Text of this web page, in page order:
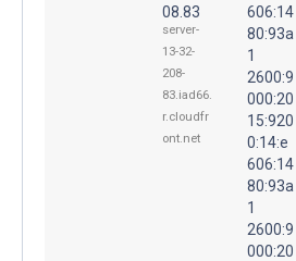
08.83
server-
13-32-
208-
83.iad66.
r.cloudfr
ont.net
606:14
80:93a
1
2600:9
000:20
15:920
0:14:e
606:14
80:93a
1
2600:9
000:20